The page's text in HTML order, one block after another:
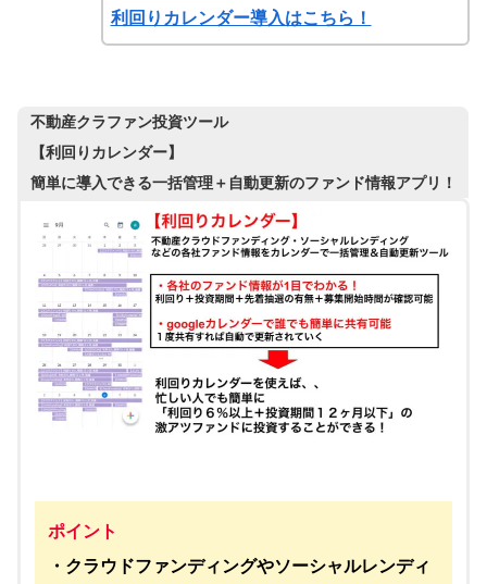
利回りカレンダー導入はこちら！
不動産クラファン投資ツール
【利回りカレンダー】
簡単に導入できる一括管理＋自動更新のファンド情報アプリ！
ポイント
・クラウドファンディングやソーシャルレンディ